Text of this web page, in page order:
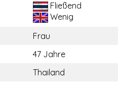
Fließend
Wenig
Frau
47 Jahre
Thailand